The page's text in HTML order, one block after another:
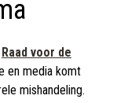
Raad voor de
en media komt
mishandeling.